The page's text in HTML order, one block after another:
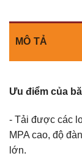
MÔ TẢ
Ưu điểm của
- Tải được các
MPA cao, độ
lớn.